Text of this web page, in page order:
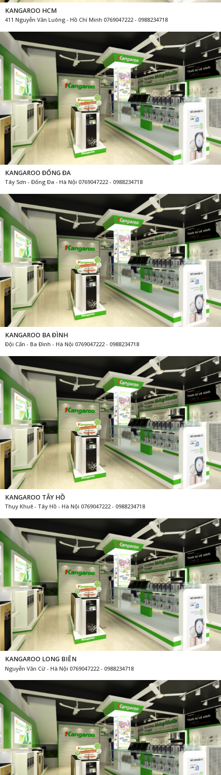
KANGAROO HCM
411 Nguyễn Văn Luông - Hồ Chí Minh 0769047222 - 0988234718
KANGAROO ĐỐNG ĐA
Tây Sơn - Đống Đa - Hà Nội 0769047222 - 0988234718
KANGAROO BA ĐÌNH
Đội Cấn - Ba Đình - Hà Nội 0769047222 - 0988234718
KANGAROO TÂY HỒ
Thụy Khuê - Tây Hồ - Hà Nội 0769047222 - 0988234718
KANGAROO LONG BIÊN
Nguyễn Văn Cừ - Hà Nội 0769047222 - 0988234718